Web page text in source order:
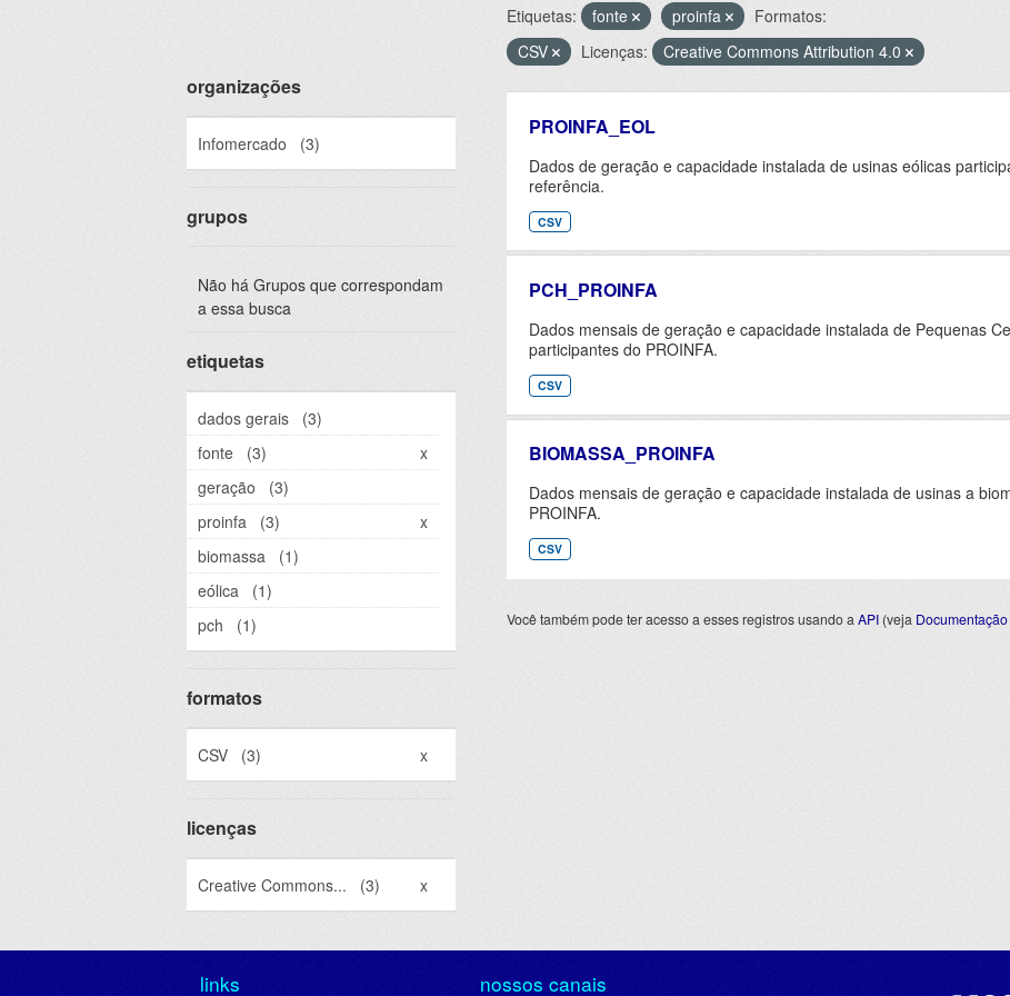
organizações
Infomercado (3)
grupos
Não há Grupos que correspondam
a essa busca
etiquetas
dados gerais
(3)
fonte
(3)
x
geração
(3)
proinfa
(3)
x
biomassa
(1)
eólica
(1)
pch
(1)
formatos
CSV (3) x
licenças
Creative Commons... (3) x
Etiquetas: fonte proinfa
Formatos:
CSV
Licenças: Creative Commons Attribution 4.0
PROINFA_EOL
Dados de geração e capacidade instalada de usinas eólicas
referência.
CSV
PCH_PROINFA
Dados mensais de geração e capacidade instalada de Pequenas
participantes do PROINFA.
CSV
BIOMASSA_PROINFA
Dados mensais de geração e capacidade instalada de usinas a
PROINFA.
CSV
Você também pode ter acesso a esses registros usando a API (veja
links nossos canais